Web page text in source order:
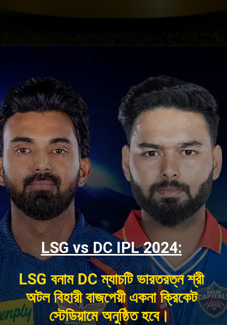
LSG vs DC IPL 2024:
LSG বনাম DC ম্যাচটি ভারতরত্ন শ্রী
অটল বিহারী বাজপেয়ী একনা ক্রিকেট
স্টেডিয়ামে অনুষ্ঠিত হবে।